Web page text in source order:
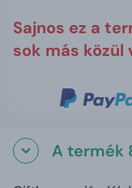
Sajnos ez a
sok más közül
A termék